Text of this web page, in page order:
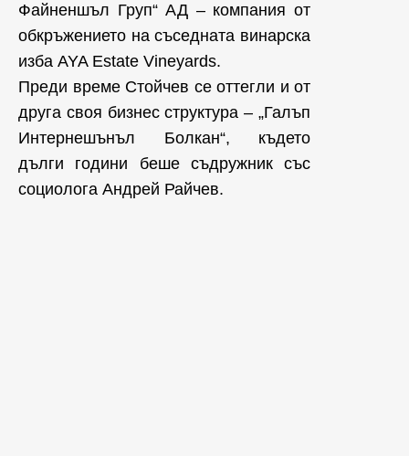
Файненшъл Груп“ АД – компания от
обкръжението на съседната винарска
изба AYA Estate Vineyards.
Преди време Стойчев се оттегли и от
друга своя бизнес структура – „Галъп
Интернешънъл Болкан“, където
дълги години беше съдружник със
социолога Андрей Райчев.